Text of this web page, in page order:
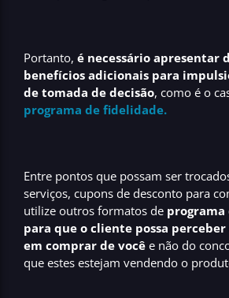
Portanto, é necessário apresentar
benefícios adicionais para
de tomada de decisão, como é o
programa de fidelidade.
Entre pontos que possam ser
serviços, cupons de desconto para
utilize outros formatos de
para que o cliente possa
em comprar de você e não do
que estes estejam vendendo o